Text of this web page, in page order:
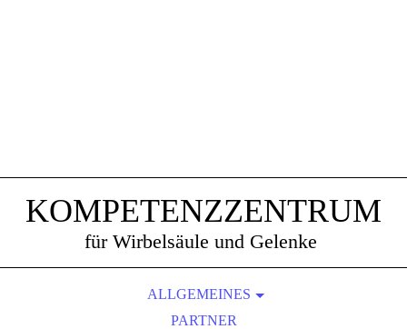
KOMPETENZZENTRUM
für Wirbelsäule und Gelenke
ALLGEMEINES
AKTUELLES
PARTNER